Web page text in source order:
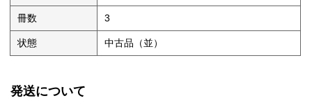
冊数 3
状態 中古品（並）
発送について